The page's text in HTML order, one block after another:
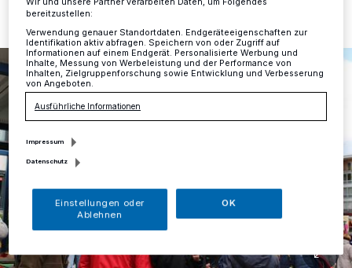
Wir und unsere Partner verarbeiten Daten, um Folgendes
bereitzustellen:
Verwendung genauer Standortdaten. Endgeräteeigenschaften zur
Identifikation aktiv abfragen. Speichern von oder Zugriff auf
Informationen auf einem Endgerät. Personalisierte Werbung und
Inhalte, Messung von Werbeleistung und der Performance von
Inhalten, Zielgruppenforschung sowie Entwicklung und Verbesserung
von Angeboten.
Ausführliche Informationen
Impressum
Datenschutz
Einstellungen oder
Ablehnen
OK